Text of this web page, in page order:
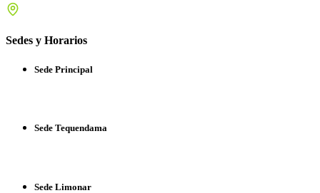
Sedes y Horarios
Sede Principal
Sede Tequendama
Sede Limonar